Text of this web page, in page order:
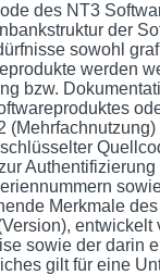
des NT3
der
sowohl
werden
bzw.
Merkmale
sowie der darin
gilt für eine